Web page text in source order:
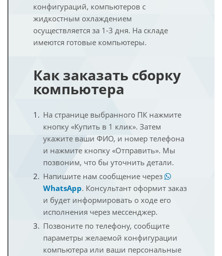
конфигураций, компьютеров с
жидкостным охлаждением
осуществляется за 1-3 дня. На складе
имеются готовые компьютеры.
Как заказать сборку
компьютера
На странице выбранного ПК нажмите
кнопку «Купить в 1 клик». Затем
укажите ваши ФИО, и номер телефона
и нажмите кнопку «Отправить». Мы
позвоним, что бы уточнить детали.
Напишите нам сообщение через
WhatsApp. Консультант оформит заказ
и будет информировать о ходе его
исполнения через мессенджер.
Позвоните по телефону, сообщите
параметры желаемой конфигурации
компьютера или ваши персональные